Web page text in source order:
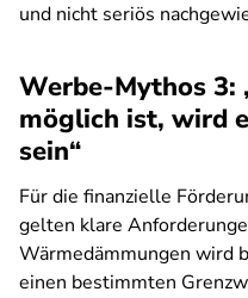
und nicht seriös
Werbe-Mythos 3:
möglich ist, wird
sein“
Für die finanzielle
gelten klare
Wärmedämmungen wird
einen bestimmten